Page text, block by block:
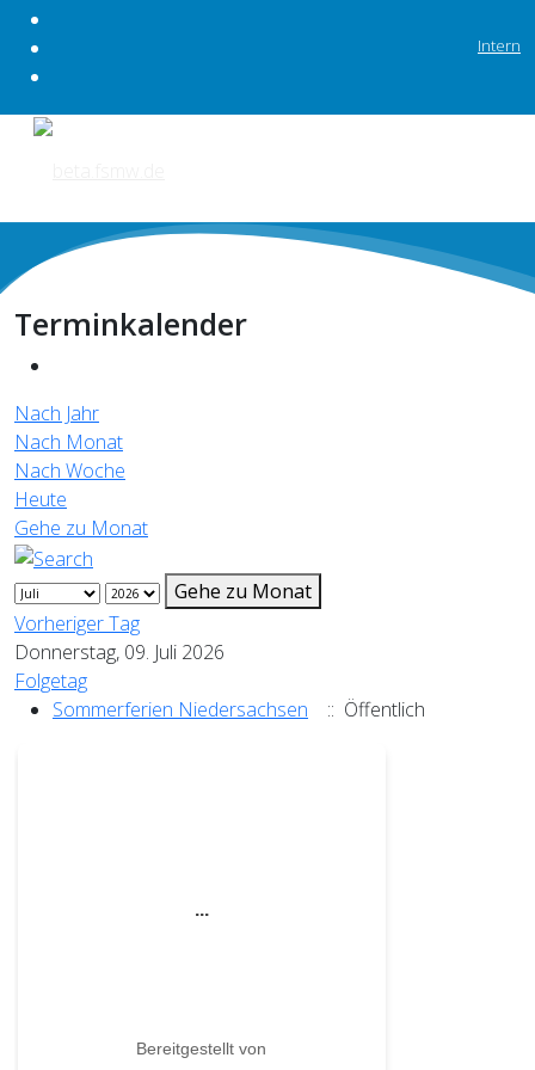
Intern
Terminkalender
Nach Jahr
Nach Monat
Nach Woche
Heute
Gehe zu Monat
Gehe zu Monat
Vorheriger Tag
Donnerstag, 09. Juli 2026
Folgetag
Sommerferien Niedersachsen
:: Öffentlich